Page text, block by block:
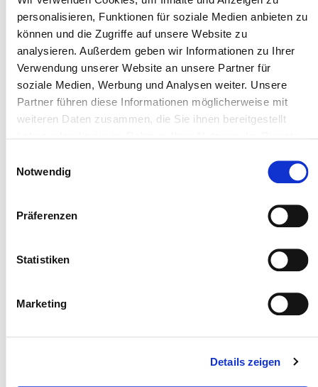
personalisieren, Funktionen für soziale Medien anbieten zu
können und die Zugriffe auf unsere Website zu
analysieren. Außerdem geben wir Informationen zu Ihrer
Verwendung unserer Website an unsere Partner für
soziale Medien, Werbung und Analysen weiter. Unsere
Partner führen diese Informationen möglicherweise mit
weiteren Daten zusammen, die Sie ihnen bereitgestellt
Notwendig
Präferenzen
Statistiken
Marketing
Details zeigen
(Stand:04/2025)
Ausbildung zur Pflegefachfrau und -
Wenn Sie externe Videos von YouTube
automatisiert an diesen Anbieter